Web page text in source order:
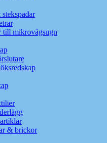
till mikrovågsugn
& brickor